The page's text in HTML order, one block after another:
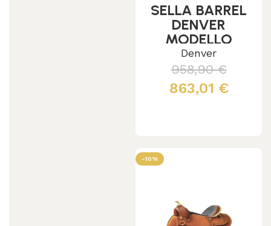
SELLA BARREL
DENVER
MODELLO
GONNA
TONDA
Denver
958,90€
863,01 €
-10%